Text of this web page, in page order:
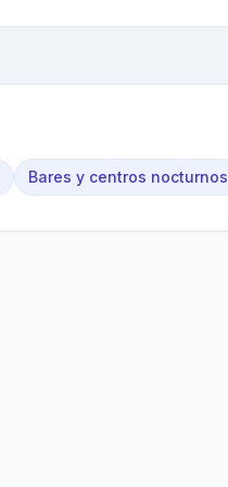
Bares y centros nocturnos